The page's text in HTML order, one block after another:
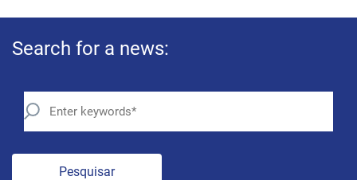
Search for a news:
Pesquisar